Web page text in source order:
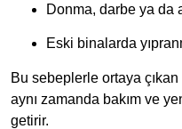
Donma, darbe ya da
Eski binalarda
Bu sebeplerle ortaya çıkan
aynı zamanda bakım ve
getirir.